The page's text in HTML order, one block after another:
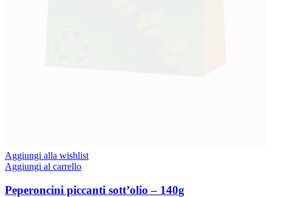
Aggiungi alla wishlist
Aggiungi al carrello
Peperoncini piccanti sott’olio – 140g